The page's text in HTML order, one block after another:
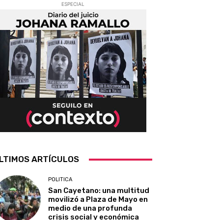
ESPECIAL
ARTÍCULOS
POLITICA
San Cayetano: una multitud
movilizó a Plaza de Mayo en
medio de una profunda
crisis social y económica